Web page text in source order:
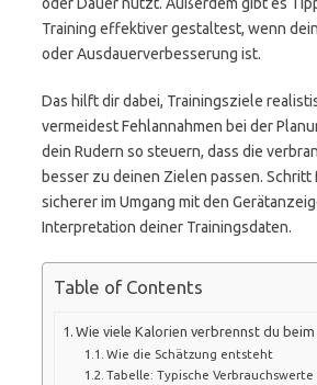
Training effektiver gestaltest, wenn
oder Ausdauerverbesserung ist.
Das hilft dir dabei, Trainingsziele
vermeidest Fehlannahmen bei der
dein Rudern so steuern, dass die
besser zu deinen Zielen passen.
sicherer im Umgang mit den
Interpretation deiner Trainingsdaten.
Table of Contents
Wie viele Kalorien verbrennst du beim
Wie die Schätzung entsteht
Tabelle: Typische